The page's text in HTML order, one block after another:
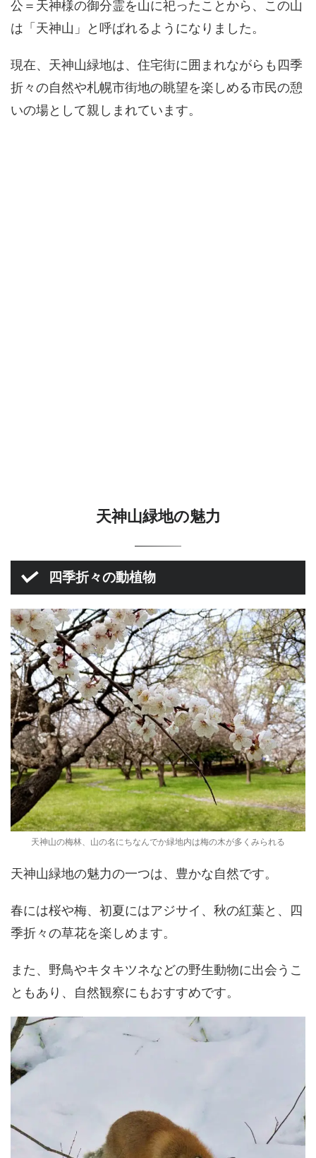
公＝天神様の御分霊を山に祀ったことから、この山
は「天神山」と呼ばれるようになりました。
現在、天神山緑地は、住宅街に囲まれながらも四季
折々の自然や札幌市街地の眺望を楽しめる市民の憩
いの場として親しまれています。
天神山緑地の魅力
四季折々の動植物
天神山の梅林、山の名にちなんでか緑地内は梅の木が多くみられる
天神山緑地の魅力の一つは、豊かな自然です。
春には桜や梅、初夏にはアジサイ、秋の紅葉と、四
季折々の草花を楽しめます。
また、野鳥やキタキツネなどの野生動物に出会うこ
ともあり、自然観察にもおすすめです。